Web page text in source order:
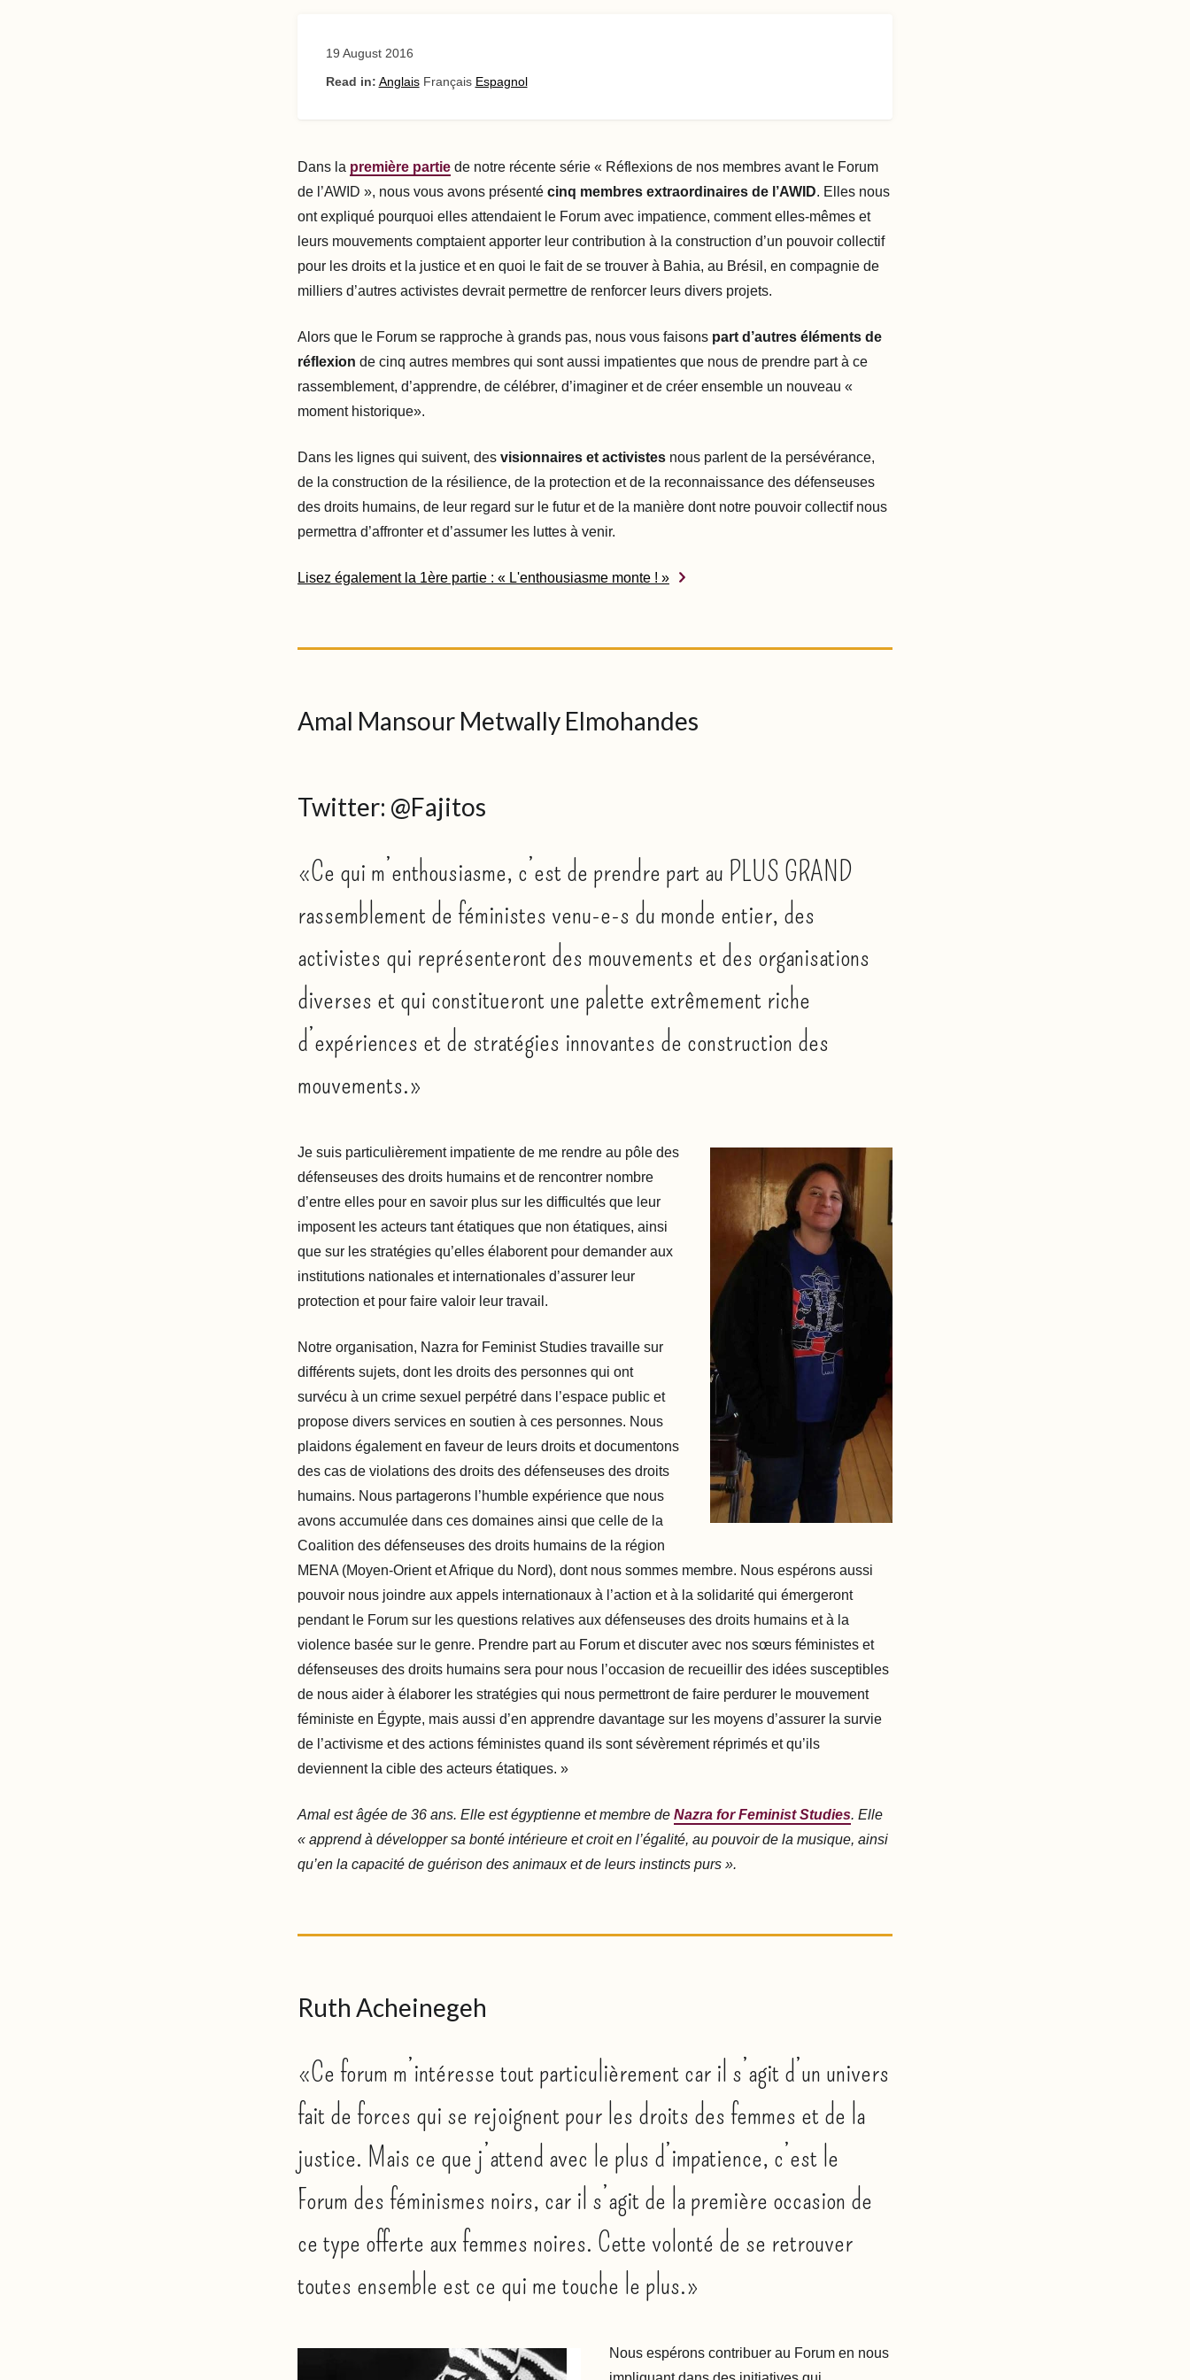
19 August 2016
Read in: Anglais Français Espagnol
Dans la première partie de notre récente série « Réflexions de nos membres avant le Forum
de l’AWID », nous vous avons présenté cinq membres extraordinaires de l’AWID. Elles nous
ont expliqué pourquoi elles attendaient le Forum avec impatience, comment elles-mêmes et
leurs mouvements comptaient apporter leur contribution à la construction d’un pouvoir collectif
pour les droits et la justice et en quoi le fait de se trouver à Bahia, au Brésil, en compagnie de
milliers d’autres activistes devrait permettre de renforcer leurs divers projets.
Alors que le Forum se rapproche à grands pas, nous vous faisons part d’autres éléments de
réflexion de cinq autres membres qui sont aussi impatientes que nous de prendre part à ce
rassemblement, d’apprendre, de célébrer, d’imaginer et de créer ensemble un nouveau «
moment historique».
Dans les lignes qui suivent, des visionnaires et activistes nous parlent de la persévérance,
de la construction de la résilience, de la protection et de la reconnaissance des défenseuses
des droits humains, de leur regard sur le futur et de la manière dont notre pouvoir collectif nous
permettra d’affronter et d’assumer les luttes à venir.
Lisez également la 1ère partie : « L'enthousiasme monte ! »
Amal Mansour Metwally Elmohandes
Twitter: @Fajitos
«Ce qui m’enthousiasme, c’est de prendre part au PLUS GRAND
rassemblement de féministes venu-e-s du monde entier, des
activistes qui représenteront des mouvements et des organisations
diverses et qui constitueront une palette extrêmement riche
d’expériences et de stratégies innovantes de construction des
mouvements.»
Je suis particulièrement impatiente de me rendre au pôle des
défenseuses des droits humains et de rencontrer nombre
d’entre elles pour en savoir plus sur les difficultés que leur
imposent les acteurs tant étatiques que non étatiques, ainsi
que sur les stratégies qu’elles élaborent pour demander aux
institutions nationales et internationales d’assurer leur
protection et pour faire valoir leur travail.
Notre organisation, Nazra for Feminist Studies travaille sur
différents sujets, dont les droits des personnes qui ont
survécu à un crime sexuel perpétré dans l’espace public et
propose divers services en soutien à ces personnes. Nous
plaidons également en faveur de leurs droits et documentons
des cas de violations des droits des défenseuses des droits
humains. Nous partagerons l’humble expérience que nous
avons accumulée dans ces domaines ainsi que celle de la
Coalition des défenseuses des droits humains de la région
MENA (Moyen-Orient et Afrique du Nord), dont nous sommes membre. Nous espérons aussi
pouvoir nous joindre aux appels internationaux à l’action et à la solidarité qui émergeront
pendant le Forum sur les questions relatives aux défenseuses des droits humains et à la
violence basée sur le genre. Prendre part au Forum et discuter avec nos sœurs féministes et
défenseuses des droits humains sera pour nous l’occasion de recueillir des idées susceptibles
de nous aider à élaborer les stratégies qui nous permettront de faire perdurer le mouvement
féministe en Égypte, mais aussi d’en apprendre davantage sur les moyens d’assurer la survie
de l’activisme et des actions féministes quand ils sont sévèrement réprimés et qu’ils
deviennent la cible des acteurs étatiques. »
Amal est âgée de 36 ans. Elle est égyptienne et membre de Nazra for Feminist Studies. Elle
« apprend à développer sa bonté intérieure et croit en l’égalité, au pouvoir de la musique, ainsi
qu’en la capacité de guérison des animaux et de leurs instincts purs ».
Ruth Acheinegeh
«Ce forum m’intéresse tout particulièrement car il s’agit d’un univers
fait de forces qui se rejoignent pour les droits des femmes et de la
justice. Mais ce que j’attend avec le plus d’impatience, c’est le
Forum des féminismes noirs, car il s’agit de la première occasion de
ce type offerte aux femmes noires. Cette volonté de se retrouver
toutes ensemble est ce qui me touche le plus.»
Nous espérons contribuer au Forum en nous